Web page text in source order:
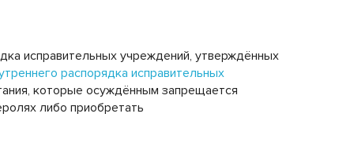
исправительных учреждений, утверждённых
распорядка исправительных
которые осуждённым запрещается
либо приобретать